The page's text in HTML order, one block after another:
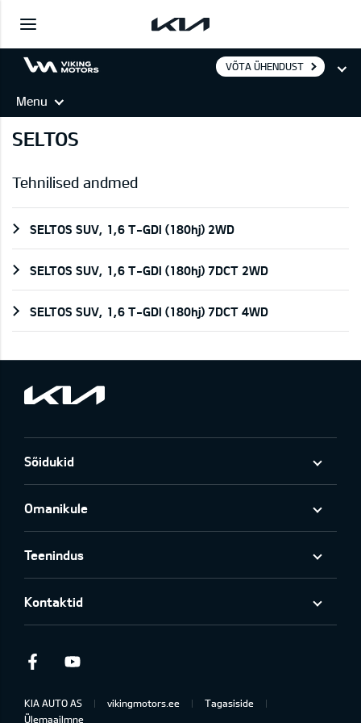
VÕTA ÜHENDUST
Menu
SELTOS
Tehnilised andmed
SELTOS SUV, 1,6 T-GDI (180hj) 2WD
SELTOS SUV, 1,6 T-GDI (180hj) 7DCT 2WD
SELTOS SUV, 1,6 T-GDI (180hj) 7DCT 4WD
Sõidukid
Omanikule
Teenindus
Kontaktid
Facebook
KIA AUTO AS vikingmotors.ee
Tagasiside
Ülemaailmne